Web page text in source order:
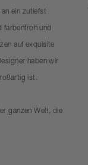
ein zutiefst
farbenfroh und
auf exquisite
haben wir
ist.
ganzen Welt, die